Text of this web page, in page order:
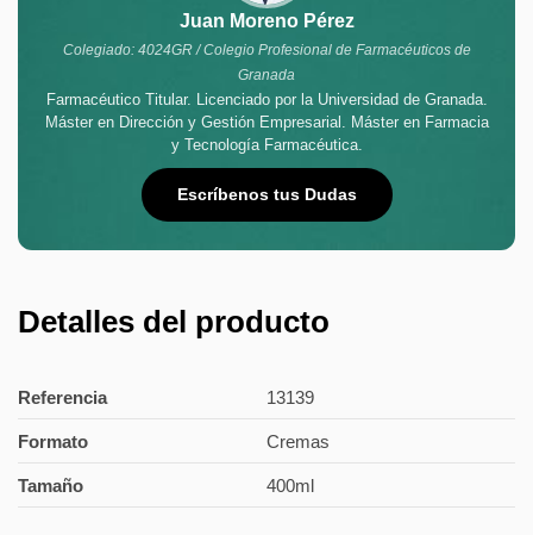
Juan Moreno Pérez
Colegiado: 4024GR / Colegio Profesional de Farmacéuticos de
Granada
Farmacéutico Titular. Licenciado por la Universidad de Granada.
Máster en Dirección y Gestión Empresarial. Máster en Farmacia
y Tecnología Farmacéutica.
Escríbenos tus Dudas
Detalles del producto
Referencia 13139
Formato Cremas
Tamaño 400ml